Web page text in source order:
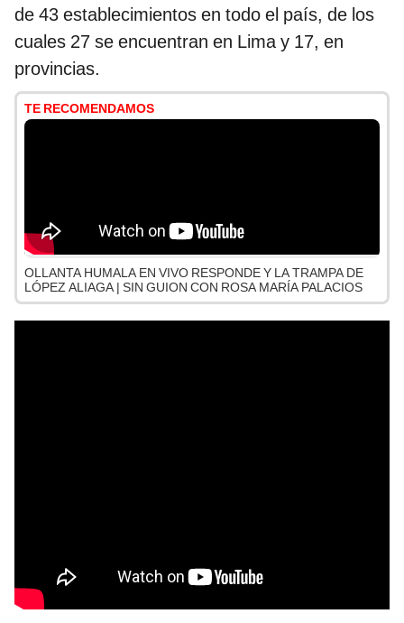
de 43 establecimientos en todo el país, de los
cuales 27 se encuentran en Lima y 17, en
provincias.
TE RECOMENDAMOS
OLLANTA HUMALA EN VIVO RESPONDE Y LA TRAMPA DE
LÓPEZ ALIAGA | SIN GUION CON ROSA MARÍA PALACIOS